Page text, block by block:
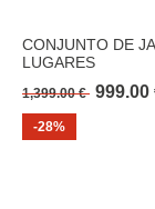
CONJUNTO DE
LUGARES
1,399.00 € 999.00
-28%